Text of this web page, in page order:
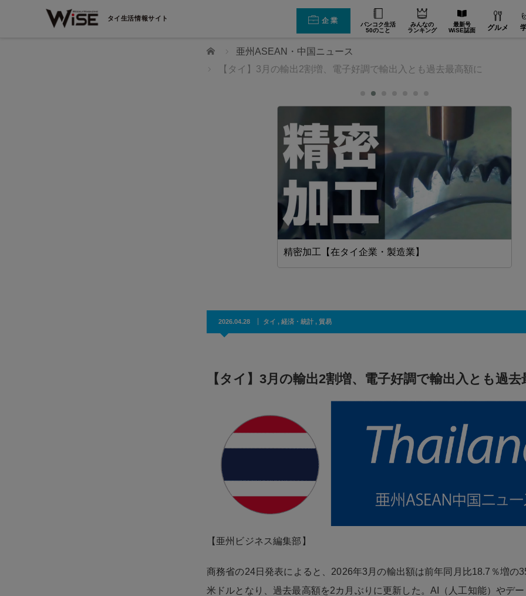
タイ生活情報サイト 企業
バンコク生活
50のこと
みんなの
ランキング
最新号
WiSE誌面
グルメ
ホーム
亜州ASEAN・中国ニュース
【タイ】3月の輸出2割増、電子好調で輸出入とも過去最高額に
精密加工【在タイ企業・製造業】
2026.04.28 タイ , 経済・統計 , 貿易
【タイ】3月の輸出2割増、電子好調で輸出入とも過
【亜州ビジネス編集部】
商務省の24日発表によると、2026年3月の輸出額は前年同月比18.7％増の
米ドルとなり、過去最高額を2カ月ぶりに更新した。AI（人工知能）やデ